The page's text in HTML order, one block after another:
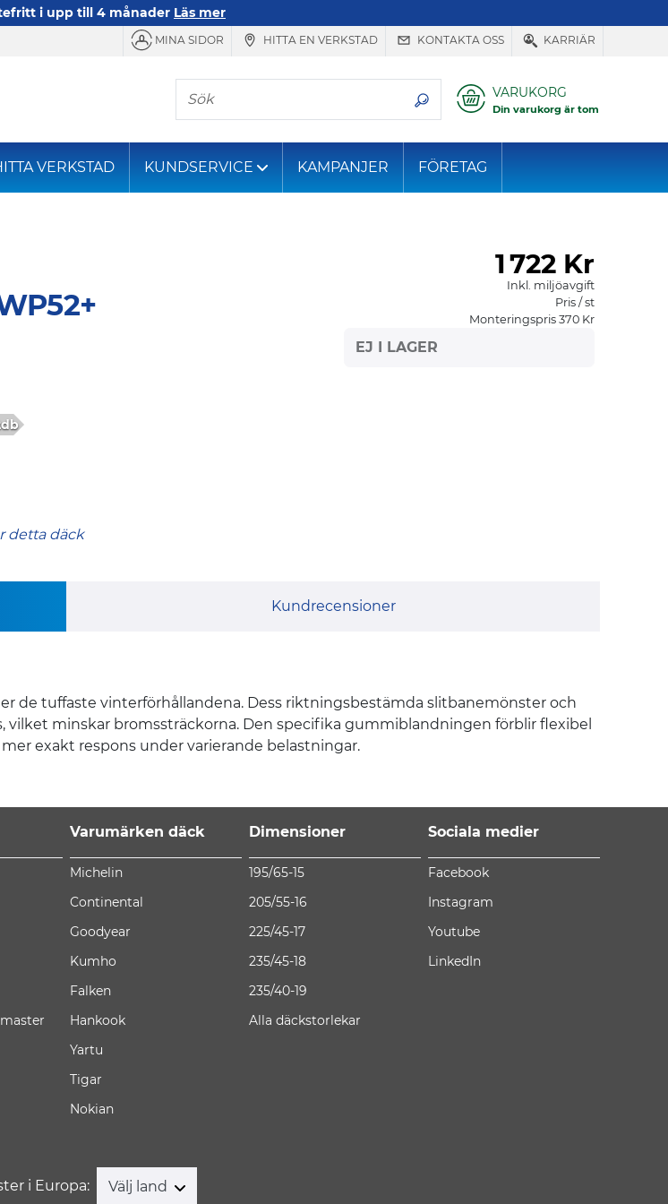
i upp till 4 månader Läs mer
MINA SIDOR HITTA EN VERKSTAD KONTAKTA OSS KARRIÄR
Sök VARUKORG
Din varukorg är tom
VERKSTAD KUNDSERVICE KAMPANJER FÖRETAG
detta däck
1722 Kr
Inkl. miljöavgift
Pris / st
Monteringspris 370 Kr
EJ I LAGER
Kundrecensioner
de tuffaste vinterförhållandena. Dess riktningsbestämda slitbanemönster och
minskar bromssträckorna. Den specifika gummiblandningen förblir flexibel
exakt respons under varierande belastningar.
Varumärken däck
Michelin
Continental
Goodyear
Kumho
Falken
Hankook
Yartu
Tigar
Nokian
Dimensioner
195/65-15
205/55-16
225/45-17
235/45-18
235/40-19
Alla däckstorlekar
Sociala medier
Facebook
Instagram
Youtube
LinkedIn
i Europa: Välj land